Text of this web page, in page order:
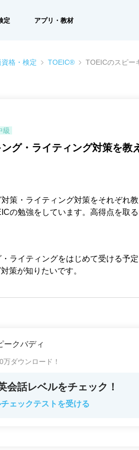
定 アプリ・教材
格・検定 TOEIC® TOEICのスピー
級
グ・ライティング対策を教
策・ライティング対策をそれぞれ
の勉強をしています。高得点を取
ライティングをはじめて受ける予
策が知りたいです。
ークバディ
万ダウンロード！
会話レベルをチェック！
ェックテストを受ける